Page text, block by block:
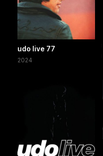
udo live 77
2024